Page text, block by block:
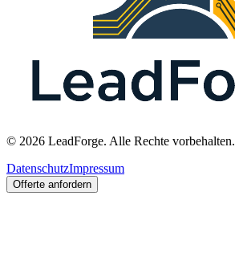
© 2026 LeadForge. Alle Rechte vorbehalten.
DatenschutzImpressum
Offerte anfordern